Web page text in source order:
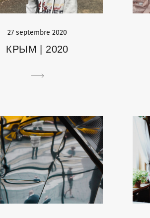
27 septembre 2020
КРЫМ | 2020